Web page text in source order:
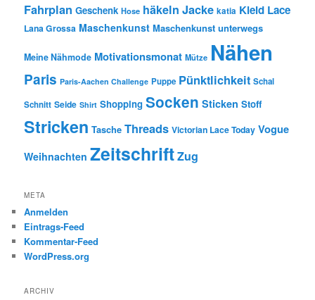
Fahrplan Geschenk Hose häkeln Jacke katia Kleid Lace
Lana Grossa Maschenkunst Maschenkunst unterwegs
Meine Nähmode Motivationsmonat Mütze Nähen
Paris Paris-Aachen Challenge Puppe Pünktlichkeit Schal
Schnitt Seide Shirt Shopping Socken Sticken Stoff
Stricken Tasche Threads Victorian Lace Today Vogue
Weihnachten ZeitschriftZug
META
Anmelden
Eintrags-Feed
Kommentar-Feed
WordPress.org
ARCHIV